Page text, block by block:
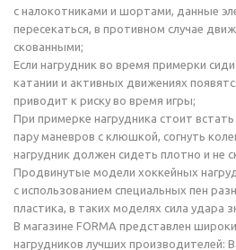
с налокотниками и шортами, данные
пересекаться, в противном случае
скованными;
Если нагрудник во время примерки
катании и активных движениях
приводит к риску во время игры;
При примерке нагрудника стоит
пару маневров с клюшкой, согнуть
нагрудник должен сидеть плотно и не
Продвинутые модели хоккейных
с использованием специальных пен
пластика, в таких моделях сила удара
В магазине FORMA представлен
нагрудников лучших производителей: